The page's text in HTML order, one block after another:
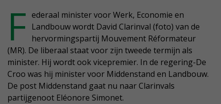
F ederaal minister voor Werk, Economie en
Landbouw wordt David Clarinval (foto) van de
hervormingspartij Mouvement Réformateur
(MR). De liberaal staat voor zijn tweede termijn als
minister. Hij wordt ook vicepremier. In de regering-De
Croo was hij minister voor Middenstand en Landbouw.
De post Middenstand gaat nu naar Clarinvals
partijgenoot Eléonore Simonet.